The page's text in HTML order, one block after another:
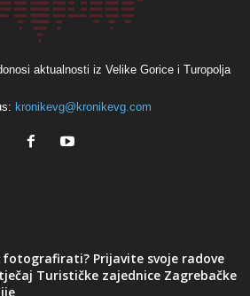
aktualnosti iz Velike Gorice i Turopolja
kronikevg@kronikevg.com
Prijavite svoje radove
Turističke zajednice Zagrebačke